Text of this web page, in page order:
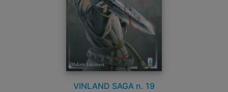
VINLAND SAGA n. 19